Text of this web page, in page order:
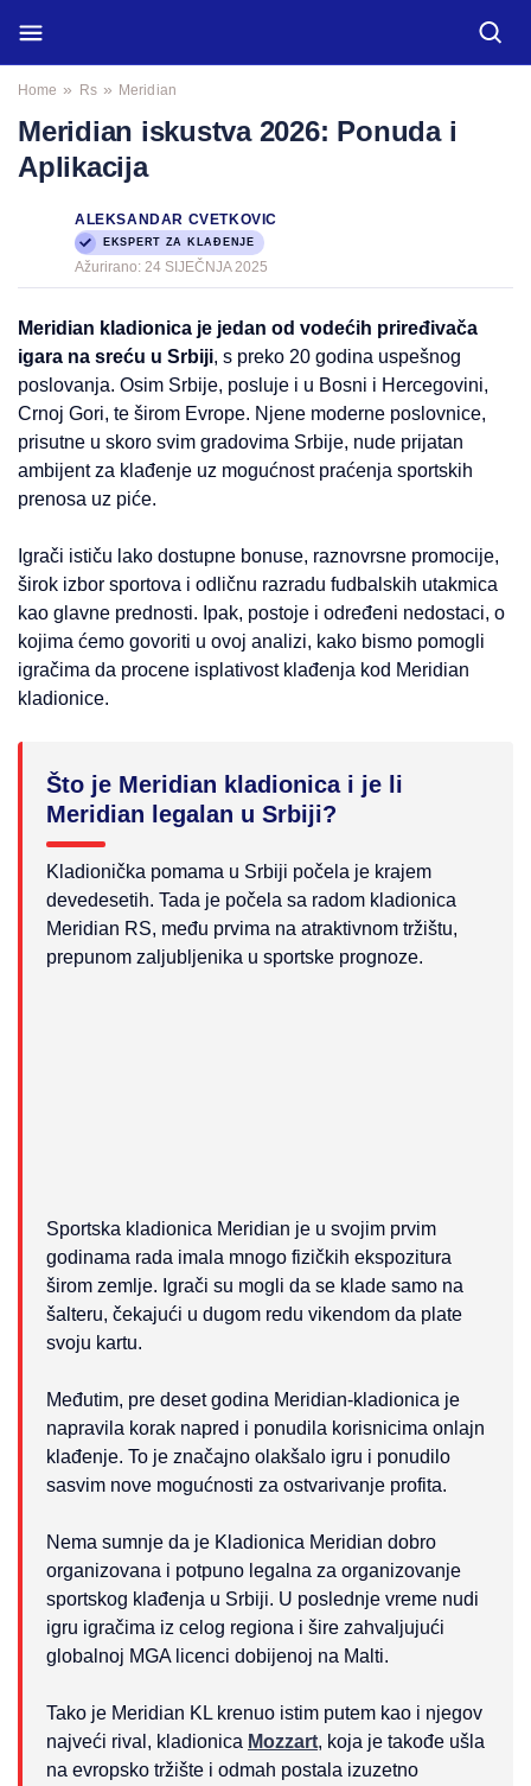
Home » Rs » Meridian
Meridian iskustva 2026: Ponuda i
Aplikacija
ALEKSANDAR CVETKOVIC
EKSPERT ZA KLAĐENJE
Ažurirano: 24 SIJEČNJA 2025
Meridian kladionica je jedan od vodećih priređivača
igara na sreću u Srbiji, s preko 20 godina uspešnog
poslovanja. Osim Srbije, posluje i u Bosni i Hercegovini,
Crnoj Gori, te širom Evrope. Njene moderne poslovnice,
prisutne u skoro svim gradovima Srbije, nude prijatan
ambijent za klađenje uz mogućnost praćenja sportskih
prenosa uz piće.
Igrači ističu lako dostupne bonuse, raznovrsne promocije,
širok izbor sportova i odličnu razradu fudbalskih utakmica
kao glavne prednosti. Ipak, postoje i određeni nedostaci, o
kojima ćemo govoriti u ovoj analizi, kako bismo pomogli
igračima da procene isplativost klađenja kod Meridian
kladionice.
Što je Meridian kladionica i je li
Meridian legalan u Srbiji?
Kladionička pomama u Srbiji počela je krajem
devedesetih. Tada je počela sa radom kladionica
Meridian RS, među prvima na atraktivnom tržištu,
prepunom zaljubljenika u sportske prognoze.
Sportska kladionica Meridian je u svojim prvim
godinama rada imala mnogo fizičkih ekspozitura
širom zemlje. Igrači su mogli da se klade samo na
šalteru, čekajući u dugom redu vikendom da plate
svoju kartu.
Međutim, pre deset godina Meridian-kladionica je
napravila korak napred i ponudila korisnicima onlajn
klađenje. To je značajno olakšalo igru i ponudilo
sasvim nove mogućnosti za ostvarivanje profita.
Nema sumnje da je Kladionica Meridian dobro
organizovana i potpuno legalna za organizovanje
sportskog klađenja u Srbiji. U poslednje vreme nudi
igru igračima iz celog regiona i šire zahvaljujući
globalnoj MGA licenci dobijenoj na Malti.
Tako je Meridian KL krenuo istim putem kao i njegov
najveći rival, kladionica Mozzart, koja je takođe ušla
na evropsko tržište i odmah postala izuzetno